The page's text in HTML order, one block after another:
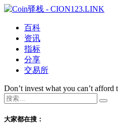
百科
资讯
指标
分享
交易所
Don’t invest what you can’t afford
大家都在搜：